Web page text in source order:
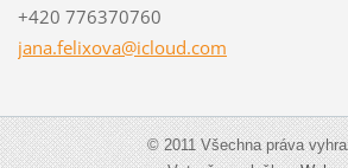
+420 776370760
jana.felixova@icloud.com
© 2011 Všechna práva